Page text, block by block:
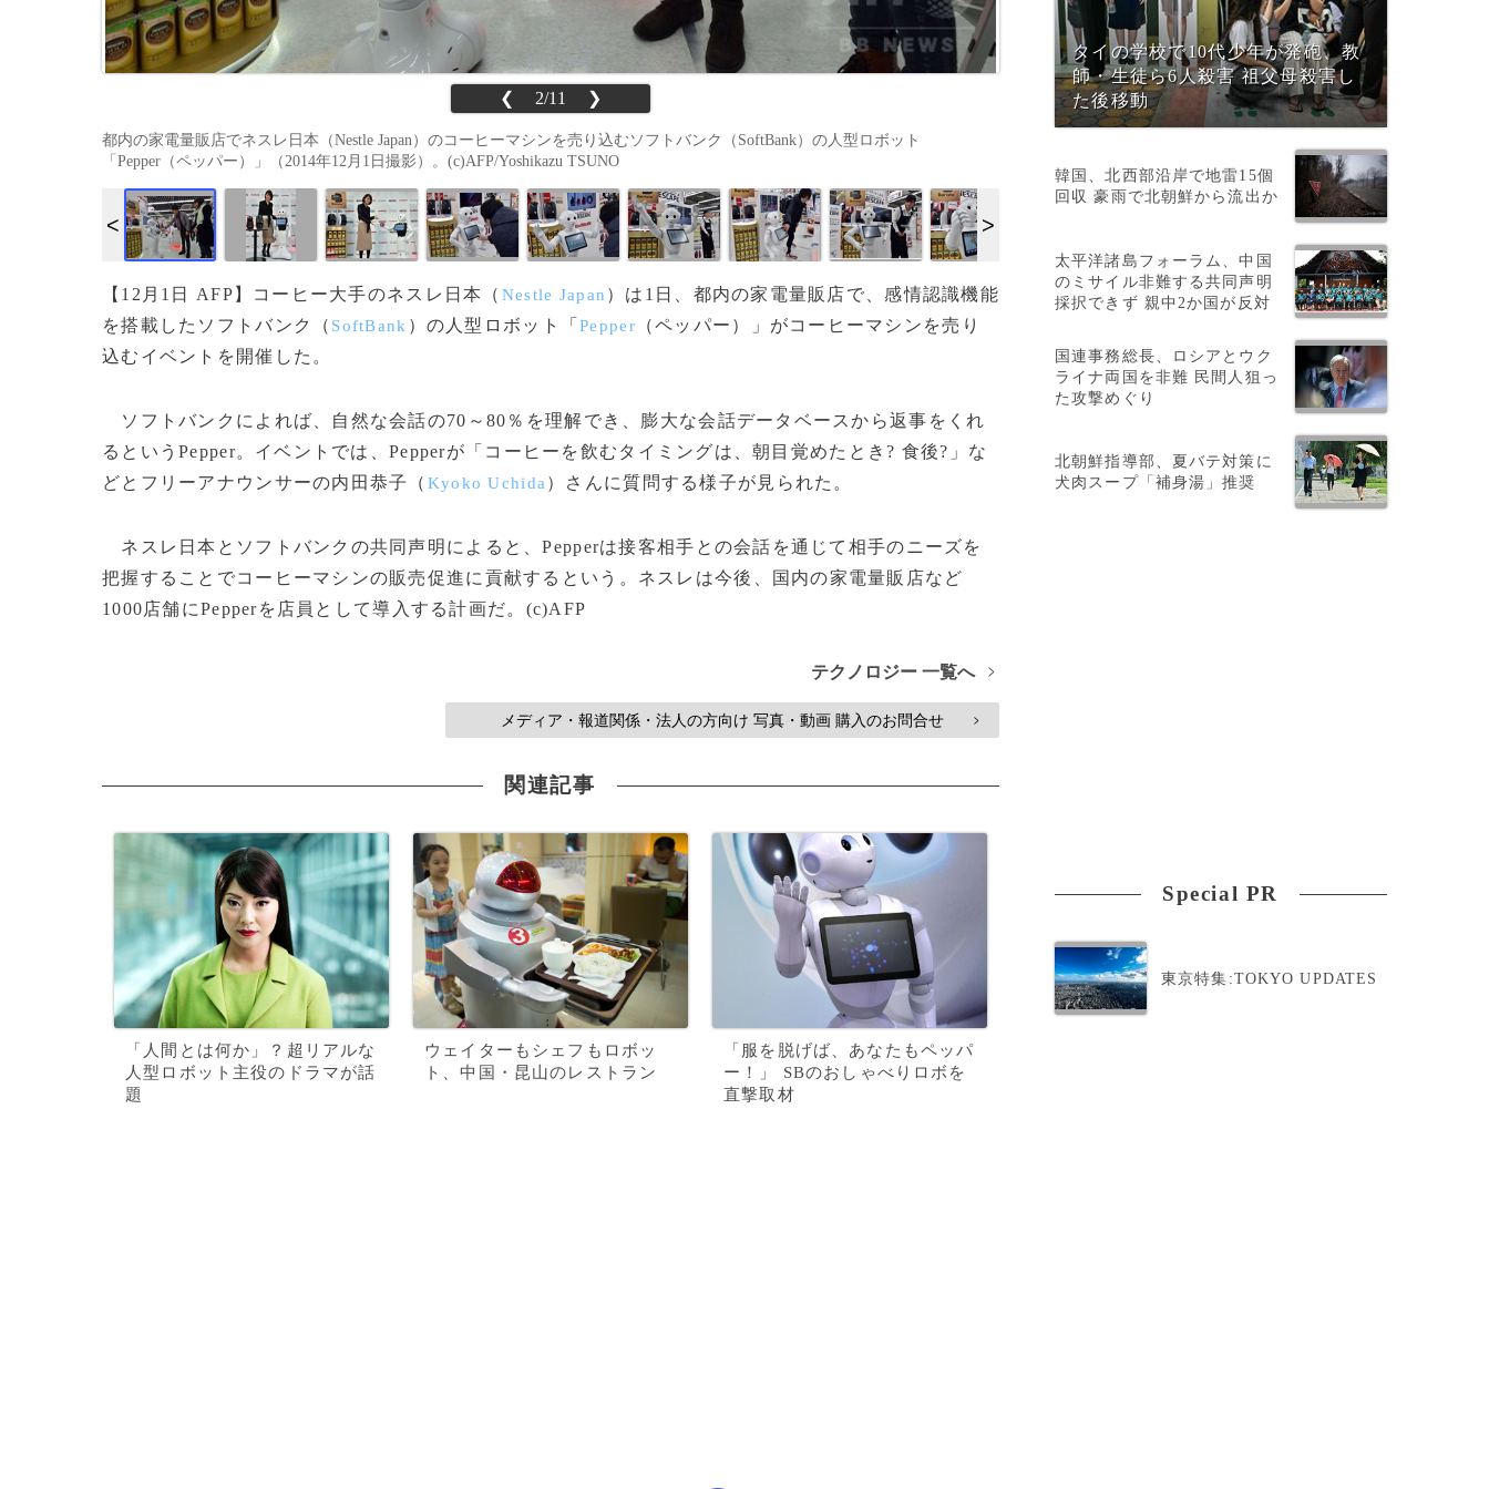
❮ 2/11 ❯
都内の家電量販店でネスレ日本（Nestle Japan）のコーヒーマシンを売り込むソフトバンク（SoftBank）の人型ロボット
「Pepper（ペッパー）」（2014年12月1日撮影）。(c)AFP/Yoshikazu TSUNO
【12月1日 AFP】コーヒー大手のネスレ日本（ Nestle Japan ）は1日、都内の家電量販店で、感情認識機能
を搭載したソフトバンク（ SoftBank ）の人型ロボット「Pepper （ペッパー）」がコーヒーマシンを売り
込むイベントを開催した。
ソフトバンクによれば、自然な会話の70～80％を理解でき、膨大な会話データベースから返事をくれ
るというPepper。イベントでは、Pepperが「コーヒーを飲むタイミングは、朝目覚めたとき? 食後?」な
どとフリーアナウンサーの内田恭子（ Kyoko Uchida ）さんに質問する様子が見られた。
ネスレ日本とソフトバンクの共同声明によると、Pepperは接客相手との会話を通じて相手のニーズを
把握することでコーヒーマシンの販売促進に貢献するという。ネスレは今後、国内の家電量販店など
1000店舗にPepperを店員として導入する計画だ。(c)AFP
テクノロジー 一覧へ >
メディア・報道関係・法人の方向け 写真・動画 購入のお問合せ >
関連記事
「人間とは何か」？超リアルな
人型ロボット主役のドラマが話
題
ウェイターもシェフもロボッ
ト、中国・昆山のレストラン
「服を脱げば、あなたもペッパ
ー！」 SBのおしゃべりロボを
直撃取材
タイの学校で10代少年が発砲、教
師・生徒ら6人殺害 祖父母殺害し
た後移動
韓国、北西部沿岸で地雷15個
回収 豪雨で北朝鮮から流出か
太平洋諸島フォーラム、中国
のミサイル非難する共同声明
採択できず 親中2か国が反対
国連事務総長、ロシアとウク
ライナ両国を非難 民間人狙っ
た攻撃めぐり
北朝鮮指導部、夏バテ対策に
犬肉スープ「補身湯」推奨
Special PR
東京特集:TOKYO UPDATES